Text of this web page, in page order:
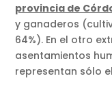
provincia de
y ganaderos
64%). En el otro
asentamientos
representan sólo